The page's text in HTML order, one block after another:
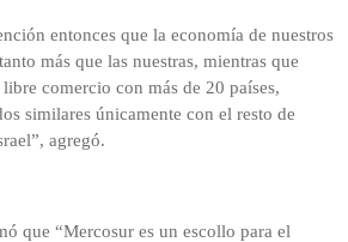
entonces que la economía de nuestros
más que las nuestras, mientras que
comercio con más de 20 países,
similares únicamente con el resto de
agregó.
que “Mercosur es un escollo para el